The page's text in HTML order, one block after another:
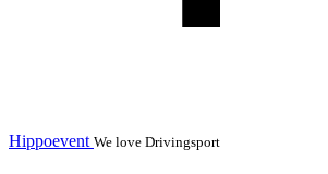
Hippoevent We love Drivingsport